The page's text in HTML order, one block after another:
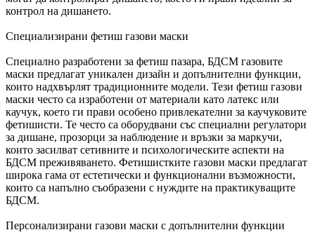
контрол на дишането.
Специализирани фетиш газови маски
Специално разработени за фетиш пазара, БДСМ газовите
маски предлагат уникален дизайн и допълнителни функции,
които надхвърлят традиционните модели. Тези фетиш газови
маски често са изработени от материали като латекс или
каучук, което ги прави особено привлекателни за каучуковите
фетишисти. Те често са оборудвани със специални регулатори
за дишане, прозорци за наблюдение и връзки за маркучи,
които засилват сетивните и психологическите аспекти на
БДСМ преживяването. Фетишистките газови маски предлагат
широка гама от естетически и функционални възможности,
които са напълно съобразени с нуждите на практикуващите
БДСМ.
Персонализирани газови маски с допълнителни функции